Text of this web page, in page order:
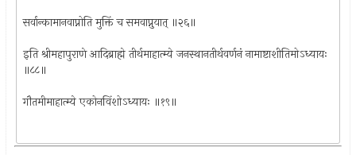
सर्वान्कामानवाप्नोति मुक्तिं च समवाप्नुयात् ॥२६॥
इति श्रीमहापुराणे आदिब्राह्मे तीर्थमाहात्म्ये जनस्थानतीर्थवर्णनं नामाष्टाशीतिमोऽध्यायः
॥८८॥
गौतमीमाहात्म्ये एकोनविंशोऽध्यायः ॥१९॥